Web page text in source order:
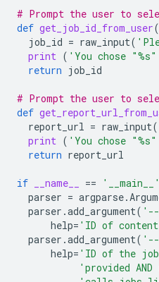
# Prompt the user to
def get_job_id_from_user
job_id = raw_input(
print ( 'You chose "%s
return job_id
# Prompt the user to
def
report_url = raw_input(
print ( 'You chose "%s"
return report_url
if __name__ == '__main__'
parser = argparse.
parser .add_argument( '--
help= 'ID of
parser .add_argument( '--
help= 'ID of the
'provided